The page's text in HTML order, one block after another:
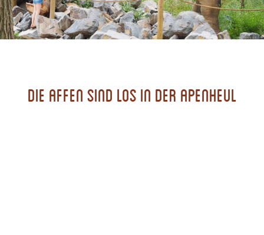
Die Affen sind los in der Apenheul